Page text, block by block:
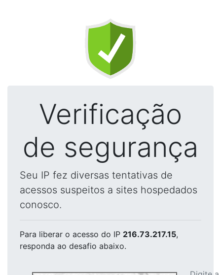
Verificação
de segurança
Seu IP fez diversas tentativas de
acessos suspeitos a sites hospedados
conosco.
Para liberar o acesso do IP 216.73.217.15,
responda ao desafio abaixo.